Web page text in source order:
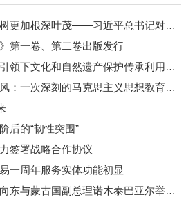
让中朝传统友谊之树更加根深叶茂——习近平总书记对朝鲜进行国事访问纪实
第一卷、第二卷出版发行
在习近平文化思想引领下文化和自然遗产保护传承利用工作开创新局面
伟大征程丨延安整风：一次深刻的马克思主义思想教育运动
后的“韧性突围”
签署战略合作协议
一周年服务实体功能初显
中铝集团董事长段向东与蒙古国副总理诺木泰巴亚尔举行会谈